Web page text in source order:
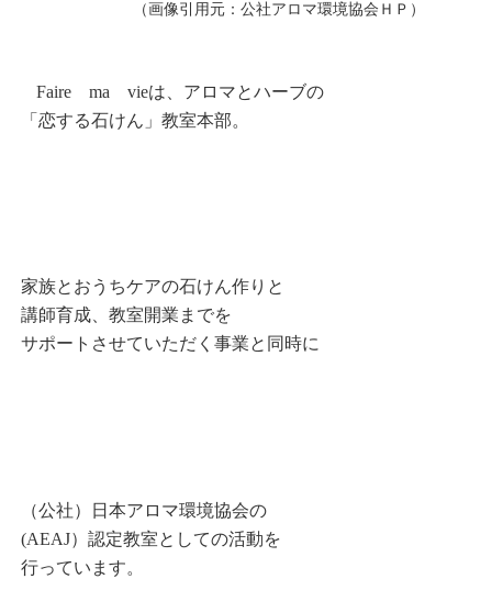
（画像引用元：公社アロマ環境協会ＨＰ）
Faire ma vieは、アロマとハーブの
「恋する石けん」教室本部。
家族とおうちケアの石けん作りと
講師育成、教室開業までを
サポートさせていただく事業と同時に
（公社）日本アロマ環境協会の
(AEAJ）認定教室としての活動を
行っています。